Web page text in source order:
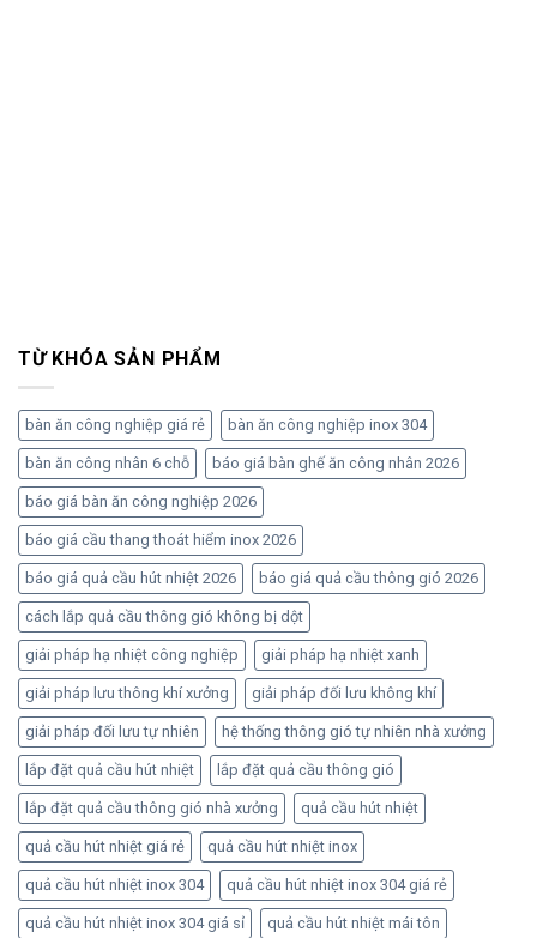
TỪ KHÓA SẢN PHẨM
bàn ăn công nghiệp giá rẻ bàn ăn công nghiệp inox 304
bàn ăn công nhân 6 chỗ báo giá bàn ghế ăn công nhân 2026
báo giá bàn ăn công nghiệp 2026
báo giá cầu thang thoát hiểm inox 2026
báo giá quả cầu hút nhiệt 2026 báo giá quả cầu thông gió 2026
cách lắp quả cầu thông gió không bị dột
giải pháp hạ nhiệt công nghiệp giải pháp hạ nhiệt xanh
giải pháp lưu thông khí xưởng giải pháp đối lưu không khí
giải pháp đối lưu tự nhiên hệ thống thông gió tự nhiên nhà xưởng
lắp đặt quả cầu hút nhiệt lắp đặt quả cầu thông gió
lắp đặt quả cầu thông gió nhà xưởng quả cầu hút nhiệt
quả cầu hút nhiệt giá rẻ quả cầu hút nhiệt inox
quả cầu hút nhiệt inox 304 quả cầu hút nhiệt inox 304 giá rẻ
quả cầu hút nhiệt inox 304 giá sỉ quả cầu hút nhiệt mái tôn